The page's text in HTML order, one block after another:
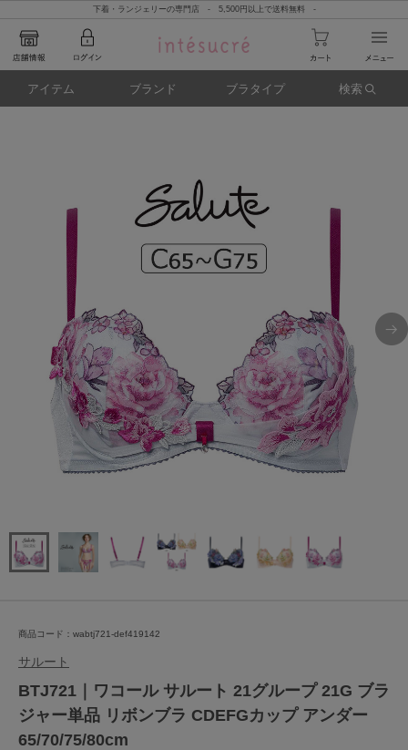
下着・ランジェリーの専門店 - 5,500円以上で送料無料 -
アイテム ブランド ブラタイプ 検索
商品コード：wabtj721-def419142
サルート
BTJ721｜ワコール サルート 21グループ 21G ブラ
ジャー単品 リボンブラ CDEFGカップ アンダー
65/70/75/80cm